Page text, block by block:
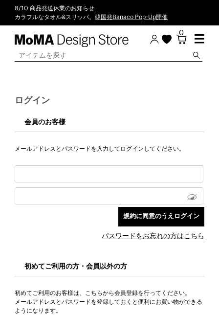
8/10 商品発送休業のお知らせ
カラフルなタオル&スリッパ。 韓国発Banaco Pop-Up開催
0
ログイン
会員のお客様
メールアドレスとパスワードを入力してログインしてください。
パスワードをお忘れの方はこちら
初めてご利用の方・会員以外の方
初めてご利用のお客様は、こちらから会員登録を行ってください。
メールアドレスとパスワードを登録しておくと便利にお買い物ができる
ようになります。